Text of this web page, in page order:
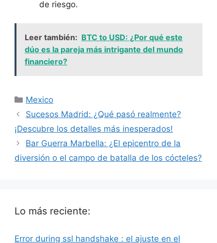
de riesgo.
Leer también: BTC to USD: ¿Por qué este
dúo es la pareja más intrigante del mundo
financiero?
Categorías
Mexico
Sucesos Madrid: ¿Qué pasó realmente?
¡Descubre los detalles más inesperados!
Bar Guerra Marbella: ¿El epicentro de la
diversión o el campo de batalla de los cócteles?
Lo más reciente:
Error during ssl handshake : el ajuste en el